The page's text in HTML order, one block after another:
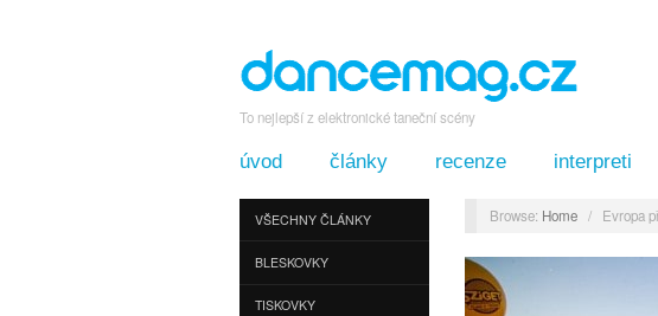
To nejlepší z elektronické taneční scény
úvod články recenze interpreti
VŠECHNY ČLÁNKY
BLESKOVKY
TISKOVKY
Browse: Home / Evropa